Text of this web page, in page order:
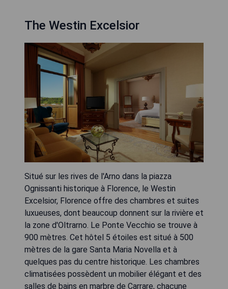
The Westin Excelsior
Situé sur les rives de l'Arno dans la piazza
Ognissanti historique à Florence, le Westin
Excelsior, Florence offre des chambres et suites
luxueuses, dont beaucoup donnent sur la rivière et
la zone d'Oltrarno. Le Ponte Vecchio se trouve à
900 mètres. Cet hôtel 5 étoiles est situé à 500
mètres de la gare Santa Maria Novella et à
quelques pas du centre historique. Les chambres
climatisées possèdent un mobilier élégant et des
salles de bains en marbre de Carrare, chacune